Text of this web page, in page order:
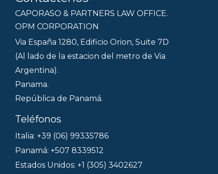
CAPORASO & PARTNERS LAW OFFICE.
OPM CORPORATION
Via España 1280, Edificio Orion, Suite 7D
(Al lado de la estacion del metro de Via
Argentina).
Panama.
República de Panamá.
Teléfonos
Italia: +39 (06) 99335786
Panamá: +507 8339512
Estados Unidos: +1 (305) 3402627